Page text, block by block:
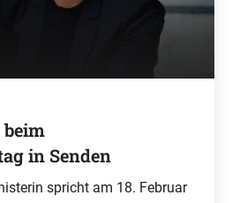
in Senden
spricht am 18. Februar